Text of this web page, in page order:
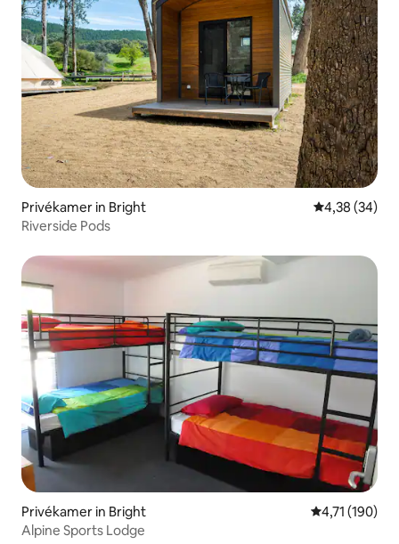
Privékamer in Bright Gemiddelde
4,38 (34)
Riverside Pods
Privékamer in Bright Gemiddelde
4,71 (190)
Alpine Sports Lodge